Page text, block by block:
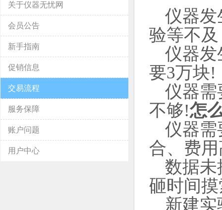
关于仪器无忧网
会员公告
新手指南
促销信息
交易流程
服务保障
账户问题
用户中心
仪器发
验等不
仪器发
要3万块
仪器需
不够!怎
仪器需
合、费
数据未
砸时间
新建